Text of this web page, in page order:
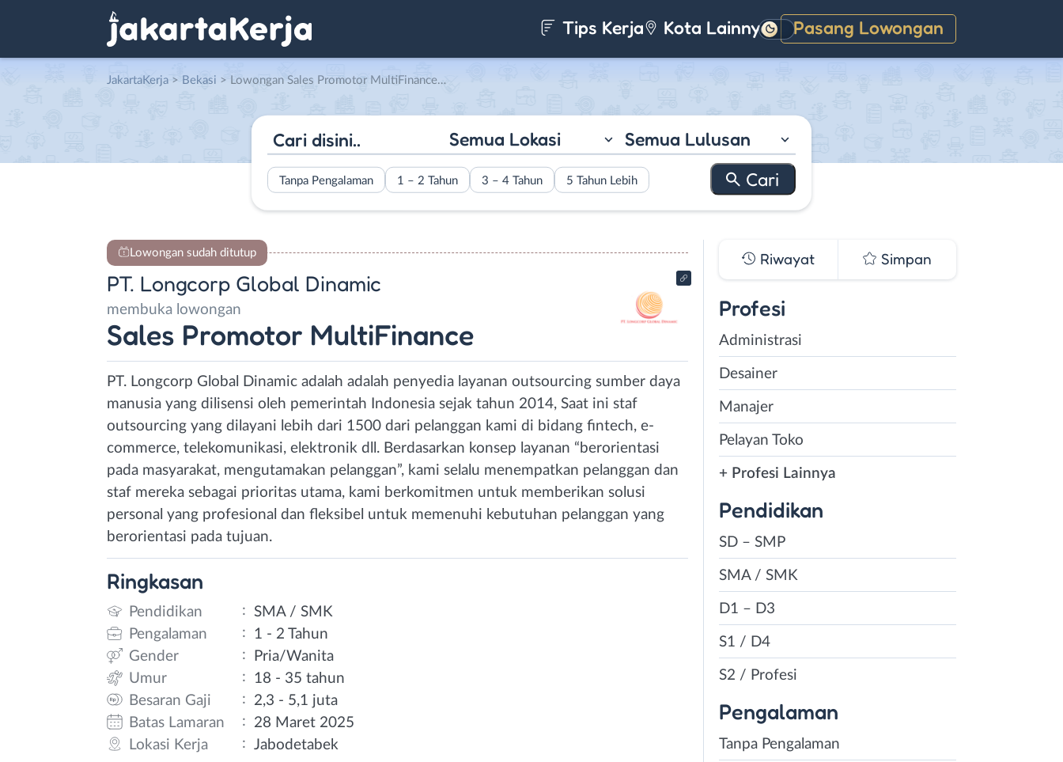
Tips Kerja Kota Lainnya Pasang Lowongan
Gelap
JakartaKerja > Bekasi > Lowongan Sales Promotor MultiFinance di PT. Longcorp Global Dinamic
Semua Lokasi Semua Lulusan
Tanpa Pengalaman 1 – 2 Tahun 3 – 4 Tahun 5 Tahun Lebih
Lowongan sudah ditutup
PT. Longcorp Global Dinamic
membuka lowongan
Sales Promotor MultiFinance
PT. Longcorp Global Dinamic adalah adalah penyedia layanan outsourcing sumber daya
manusia yang dilisensi oleh pemerintah Indonesia sejak tahun 2014, Saat ini staf
outsourcing yang dilayani lebih dari 1500 dari pelanggan kami di bidang fintech, e-
commerce, telekomunikasi, elektronik dll. Berdasarkan konsep layanan “berorientasi
pada masyarakat, mengutamakan pelanggan”, kami selalu menempatkan pelanggan dan
staf mereka sebagai prioritas utama, kami berkomitmen untuk memberikan solusi
personal yang profesional dan fleksibel untuk memenuhi kebutuhan pelanggan yang
berorientasi pada tujuan.
Ringkasan
Pendidikan : SMA / SMK
Pengalaman
:
1 - 2 Tahun
Gender
:
Pria/Wanita
Umur
:
18 - 35 tahun
Besaran Gaji
:
2,3 - 5,1 juta
Batas Lamaran
:
28 Maret 2025
Lokasi Kerja
: Jabodetabek
Riwayat Simpan
Profesi
Administrasi
Desainer
Manajer
Pelayan Toko
+ Profesi Lainnya
Pendidikan
SD – SMP
SMA / SMK
D1 – D3
S1 / D4
S2 / Profesi
Pengalaman
Tanpa Pengalaman